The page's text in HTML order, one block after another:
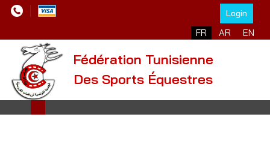
Login
FR AR EN
Fédération Tunisienne
Des Sports Équestres